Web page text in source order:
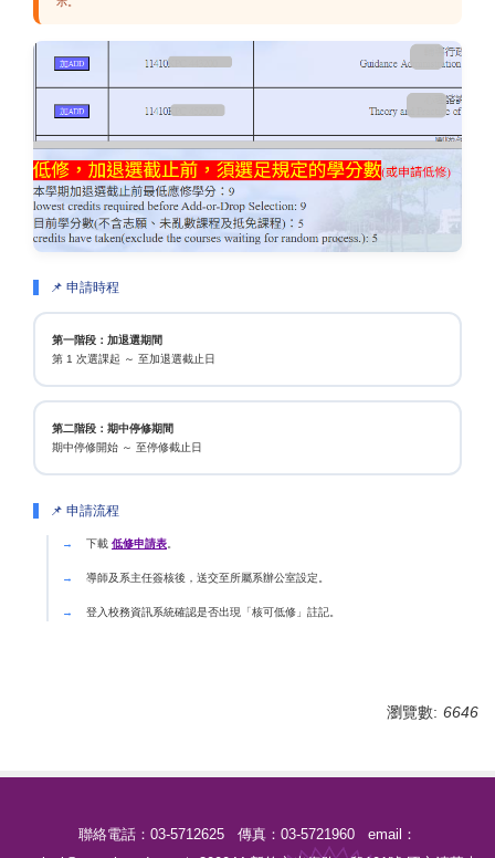
📌 申請時程
第一階段：加退選期間
第 1 次選課起 ～ 至加退選截止日
第二階段：期中停修期間
期中停修開始 ～ 至停修截止日
📌 申請流程
下載 低修申請表
導師及系主任簽核後，送交至所屬系辦公室設定。
登入校務資訊系統確認是否出現「核可低修」註記。
瀏覽數: 6646
聯絡電話：03-5712625 傳真：03-5721960 email：